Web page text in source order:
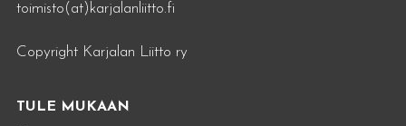
toimisto(at)karjalanliitto.fi
Copyright Karjalan Liitto ry
TULE MUKAAN